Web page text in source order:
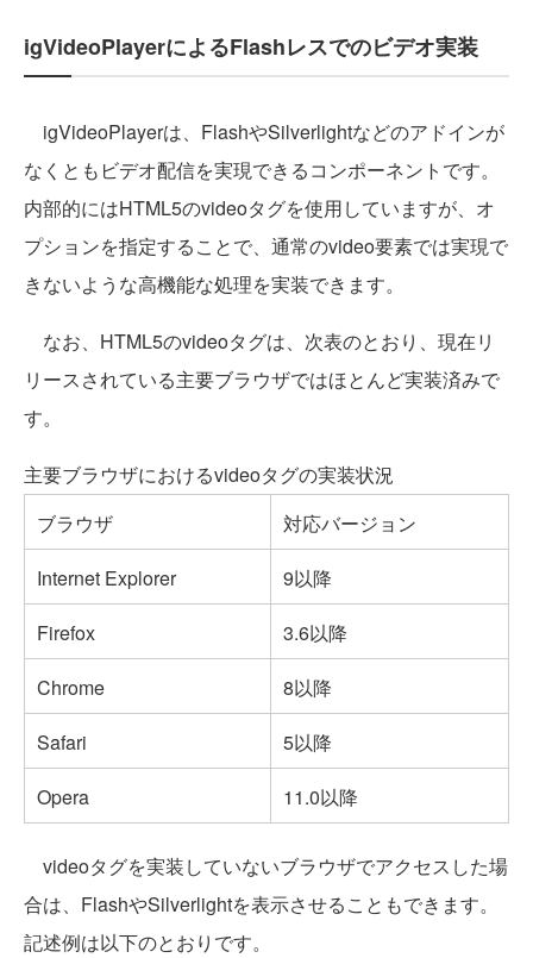
igVideoPlayerによるFlashレスでのビデオ実装
igVideoPlayerは、FlashやSilverlightなどのアドインが
なくともビデオ配信を実現できるコンポーネントです。
内部的にはHTML5のvideoタグを使用していますが、オ
プションを指定することで、通常のvideo要素では実現で
きないような高機能な処理を実装できます。
なお、HTML5のvideoタグは、次表のとおり、現在リ
リースされている主要ブラウザではほとんど実装済みで
す。
主要ブラウザにおけるvideoタグの実装状況
ブラウザ
対応バージョン
Internet Explorer
9以降
Firefox
3.6以降
Chrome
8以降
Safari
5以降
Opera
11.0以降
videoタグを実装していないブラウザでアクセスした場
合は、FlashやSilverlightを表示させることもできます。
記述例は以下のとおりです。